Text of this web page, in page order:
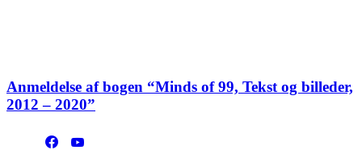
Anmeldelse af bogen “Minds of 99, Tekst og billeder,
2012 – 2020”